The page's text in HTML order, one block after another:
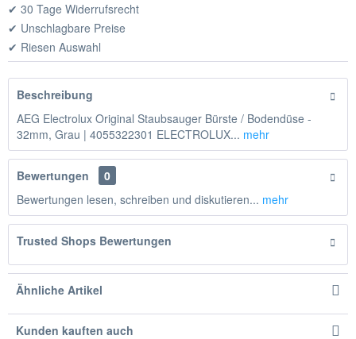
✔ 30 Tage Widerrufsrecht
✔ Unschlagbare Preise
✔ Riesen Auswahl
Beschreibung
AEG Electrolux Original Staubsauger Bürste / Bodendüse -
32mm, Grau | 4055322301 ELECTROLUX... mehr
Bewertungen
0
Bewertungen lesen, schreiben und diskutieren... mehr
Trusted Shops Bewertungen
Ähnliche Artikel
Kunden kauften auch